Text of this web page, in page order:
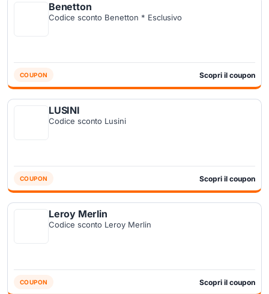
Benetton
Codice sconto Benetton * Esclusivo
COUPON Scopri il coupon
LUSINI
Codice sconto Lusini
COUPON Scopri il coupon
Leroy Merlin
Codice sconto Leroy Merlin
COUPON Scopri il coupon